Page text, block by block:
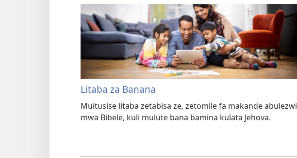
Litaba za Banana
Muitusise litaba zetabisa ze, zetomile fa makande abulezwi
mwa Bibele, kuli mulute bana bamina kulata Jehova.